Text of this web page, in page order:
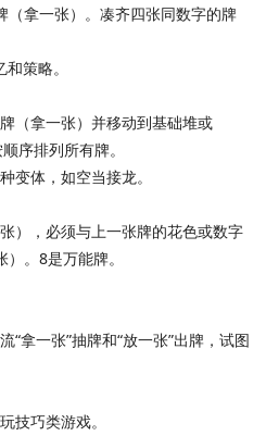
（拿一张）。凑齐四张同数字的牌
策略。
（拿一张）并移动到基础堆或
序排列所有牌。
变体，如空当接龙。
），必须与上一张牌的花色或数字
。8是万能牌。
“拿一张”抽牌和“放一张”出牌，试图
技巧类游戏。